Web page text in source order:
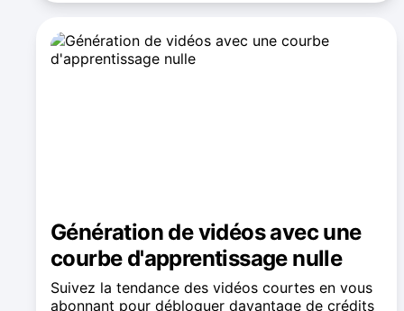
Génération de vidéos avec une
courbe d'apprentissage nulle
Suivez la tendance des vidéos courtes en vous
abonnant pour débloquer davantage de crédits